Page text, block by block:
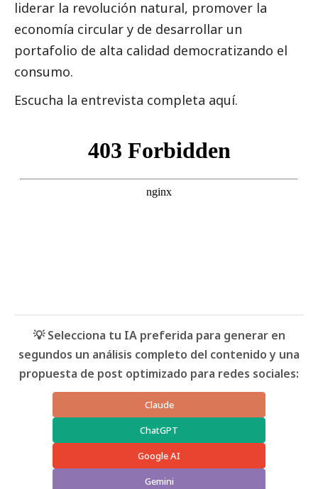
liderar la revolución natural, promover la
economía circular y de desarrollar un
portafolio de alta calidad democratizando el
consumo.
Escucha la entrevista completa aquí.
💡 Selecciona tu IA preferida para generar en
segundos un análisis completo del contenido y una
propuesta de post optimizado para redes sociales:
Claude
ChatGPT
Google AI
Gemini